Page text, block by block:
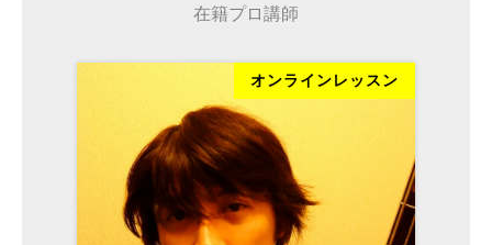
在籍プロ講師
オンラインレッスン